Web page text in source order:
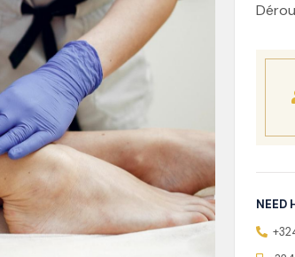
NEED